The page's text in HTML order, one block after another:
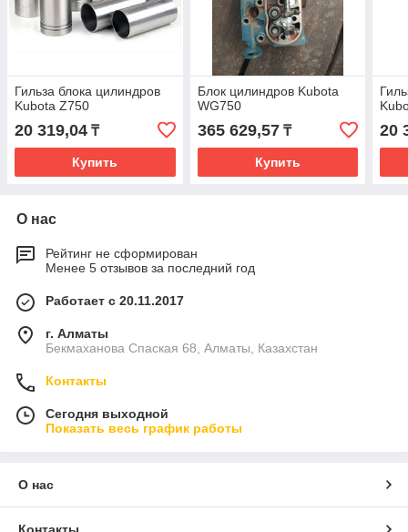
Гильза блока цилиндров
Kubota Z750
20 319,04 ₸
Купить
Блок цилиндров Kubota
WG750
365 629,57₸
Купить
20
О нас
Рейтинг не сформирован
Менее 5 отзывов за последний год
Работает с 20.11.2017
г. Алматы
Бекмаханова Спаская 68, Алматы, Казахстан
Контакты
Сегодня выходной
Показать весь график работы
О нас